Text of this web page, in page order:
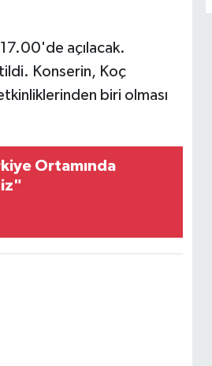
açılacak.
Konserin, Koç
biri olması
Ortamında